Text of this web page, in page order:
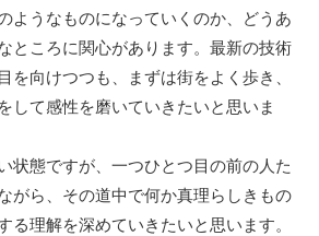
ようなものになっていくのか、どうあ
ところに関心があります。最新の技術
を向けつつも、まずは街をよく歩き、
して感性を磨いていきたいと思いま
状態ですが、一つひとつ目の前の人た
がら、その道中で何か真理らしきもの
る理解を深めていきたいと思います。